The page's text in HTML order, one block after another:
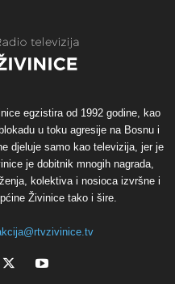
egzistira od 1992 godine, kao
u toku agresije na Bosnu i
djeluje samo kao televizija, jer je
je dobitnik mnogih nagrada,
kolektiva i nosioca izvršne i
Živinice tako i šire.